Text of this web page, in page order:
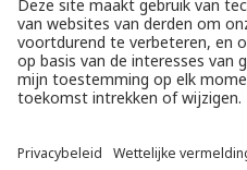
Die Niederlande
T+31 (0)418 632073
Einfo@unimogspecialist.nl